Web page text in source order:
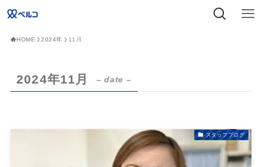
HOME 2024年 11月
2024年11月 – date –
スタッフブログ